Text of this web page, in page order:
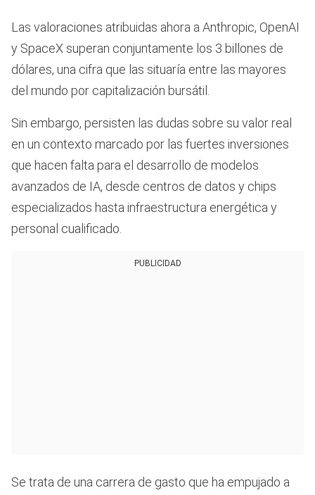
Las valoraciones atribuidas ahora a Anthropic, OpenAI
y SpaceX superan conjuntamente los 3 billones de
dólares, una cifra que las situaría entre las mayores
del mundo por capitalización bursátil.
Sin embargo, persisten las dudas sobre su valor real
en un contexto marcado por las fuertes inversiones
que hacen falta para el desarrollo de modelos
avanzados de IA, desde centros de datos y chips
especializados hasta infraestructura energética y
personal cualificado.
PUBLICIDAD
Se trata de una carrera de gasto que ha empujado a